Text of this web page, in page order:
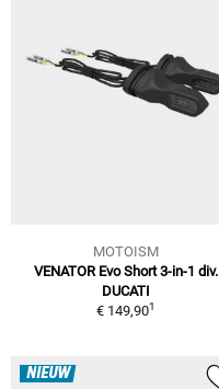
MOTOISM
VENATOR Evo Short 3-in-1 div.
DUCATI
€ 149,901
NIEUW